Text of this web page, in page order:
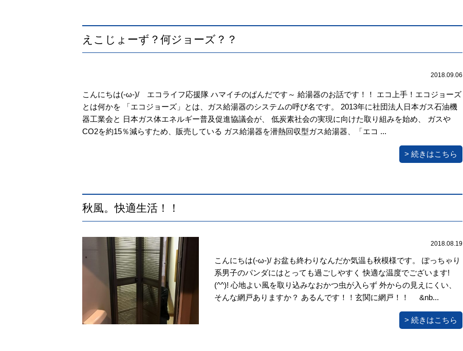
えこじょーず？何ジョーズ？？
2018.09.06
こんにちは(-ω-)/ エコライフ応援隊 ハマイチのぱんだです～ 給湯器のお話です！！ エコ上手！エコジョーズ
とは何かを 「エコジョーズ」とは、ガス給湯器のシステムの呼び名です。 2013年に社団法人日本ガス石油機
器工業会と 日本ガス体エネルギー普及促進協議会が、 低炭素社会の実現に向けた取り組みを始め、 ガスや
CO2を約15％減らすため、販売している ガス給湯器を潜熱回収型ガス給湯器、「エコ ...
> 続きはこちら
秋風。快適生活！！
2018.08.19
こんにちは(-ω-)/ お盆も終わりなんだか気温も秋模様です。 ぽっちゃり
系男子のパンダにはとっても過ごしやすく 快適な温度でございます!
(^^)! 心地よい風を取り込みなおかつ虫が入らず 外からの見えにくい、
そんな網戸ありますか？ あるんです！！玄関に網戸！！ &nb...
> 続きはこちら